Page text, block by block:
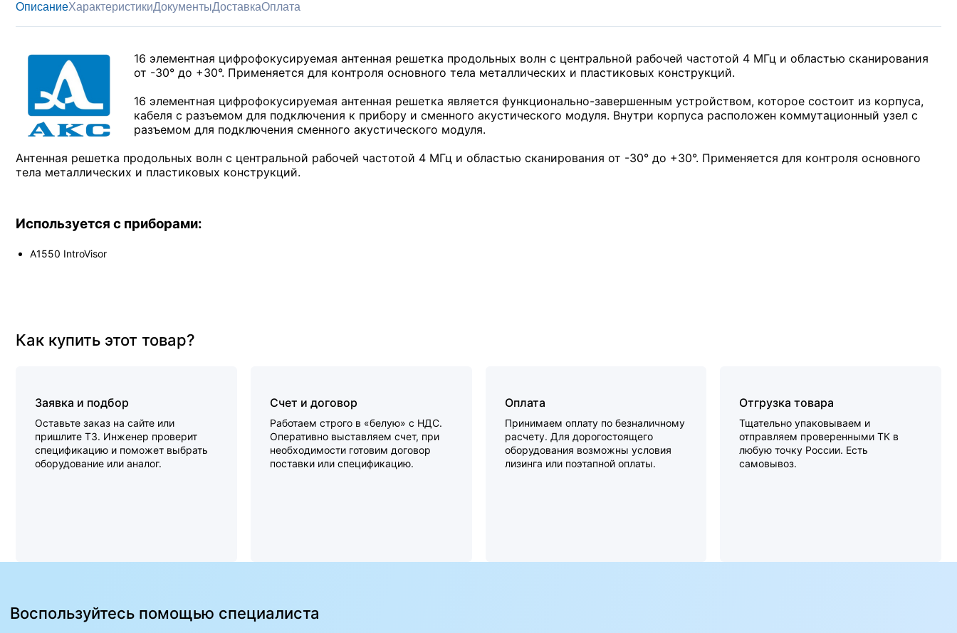
ОписаниеХарактеристикиДокументыДоставкаОплата
16 элементная цифрофокусируемая антенная решетка продольных волн с центральной рабочей частотой 4 МГц и областью сканирования
от -30° до +30°. Применяется для контроля основного тела металлических и пластиковых конструкций.
16 элементная цифрофокусируемая антенная решетка является функционально-завершенным устройством, которое состоит из корпуса,
кабеля с разъемом для подключения к прибору и сменного акустического модуля. Внутри корпуса расположен коммутационный узел с
разъемом для подключения сменного акустического модуля.
Антенная решетка продольных волн с центральной рабочей частотой 4 МГц и областью сканирования от -30° до +30°. Применяется для контроля основного
тела металлических и пластиковых конструкций.
Используется с приборами:
A1550 IntroVisor
Как купить этот товар?
Заявка и подбор
Оставьте заказ на сайте или
пришлите ТЗ. Инженер проверит
спецификацию и поможет выбрать
оборудование или аналог.
Счет и договор
Работаем строго в «белую» с НДС.
Оперативно выставляем счет, при
необходимости готовим договор
поставки или спецификацию.
Оплата
Принимаем оплату по безналичному
расчету. Для дорогостоящего
оборудования возможны условия
лизинга или поэтапной оплаты.
Отгрузка товара
Тщательно упаковываем и
отправляем проверенными ТК в
любую точку России. Есть
самовывоз.
Воспользуйтесь помощью специалиста